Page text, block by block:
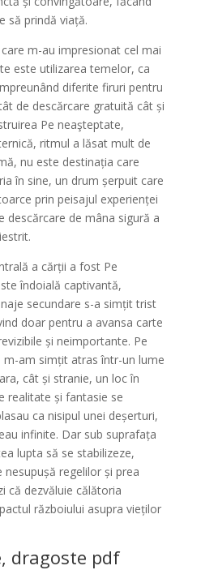
să prindă viață.
m-au impresionat cel mai
este utilizarea temelor, ca
diferite firuri pentru
de descărcare gratuită cât și
Pe neaşteptate,
ritmul a lăsat mult de
nu este destinația care
în sine, un drum șerpuit care
prin peisajul experienței
descărcare de mâna sigură a
a cărții a fost Pe
îndoială captivantă,
secundare s-a simțit trist
doar pentru a avansa carte
și neimportante. Pe
am simțit atras într-un lume
cât și stranie, un loc în
realitate și fantasie se
ca nisipul unei deșerturi,
infinite. Dar sub suprafața
lupta să se stabilizeze,
nesupușă regelilor și prea
că dezvăluie călătoria
războiului asupra vieților
dragoste pdf